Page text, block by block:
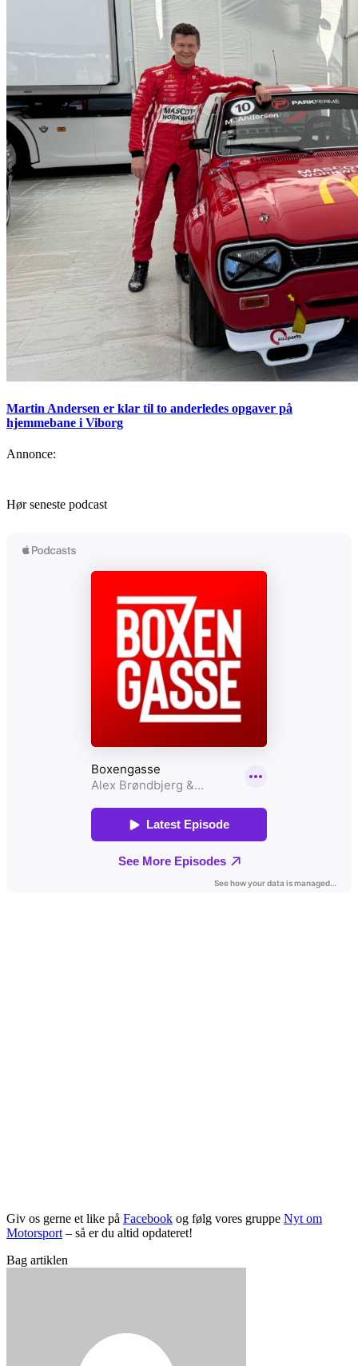
Martin Andersen er klar til to anderledes opgaver på
hjemmebane i Viborg
Annonce:
Hør seneste podcast
Giv os gerne et like på Facebook og følg vores gruppe Nyt om
Motorsport– så er du altid opdateret!
Bag artiklen